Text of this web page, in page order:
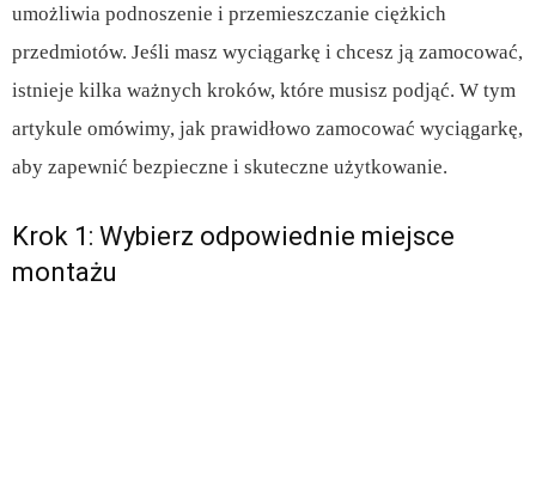
umożliwia podnoszenie i przemieszczanie ciężkich
przedmiotów. Jeśli masz wyciągarkę i chcesz ją zamocować,
istnieje kilka ważnych kroków, które musisz podjąć. W tym
artykule omówimy, jak prawidłowo zamocować wyciągarkę,
aby zapewnić bezpieczne i skuteczne użytkowanie.
Krok 1: Wybierz odpowiednie miejsce
montażu